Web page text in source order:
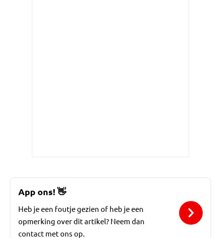
App ons!👋
Heb je een foutje gezien of heb je een
opmerking over dit artikel? Neem dan
contact met ons op.